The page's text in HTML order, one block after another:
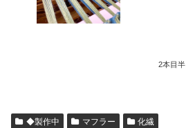
2本目半
◆製作中 マフラー 化繊